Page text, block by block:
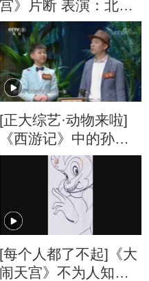
宫》片断 表演：北京
戏曲艺术职业学院
[正大综艺·动物来啦]
《西游记》中的孙悟
空原型是以下哪种
[每个人都了不起]《大
闹天宫》不为人知的